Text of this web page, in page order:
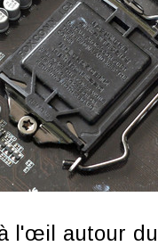
l'œil autour